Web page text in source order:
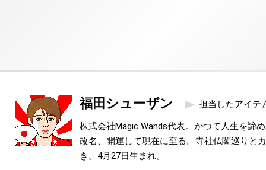
福田シューザン 担当したアイテ
株式会社Magic Wands代表。かつて人生を諦
改名、開運して現在に至る。寺社仏閣巡りと
き。4月27日生まれ。